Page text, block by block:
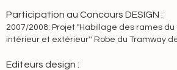
Participation au Concours DESIGN :
2007/2008: Projet "Habillage des rames
intérieur et extérieur'' Robe du Tramway
Editeurs design :